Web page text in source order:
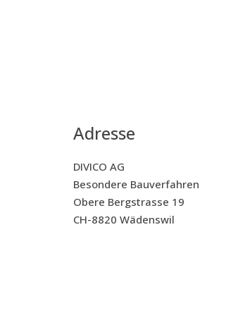
Adres­se
DIVICO AG
Beson­de­re Bau­ver­fah­ren
Obe­re Berg­stras­se 19
CH-8820 Wädens­wil